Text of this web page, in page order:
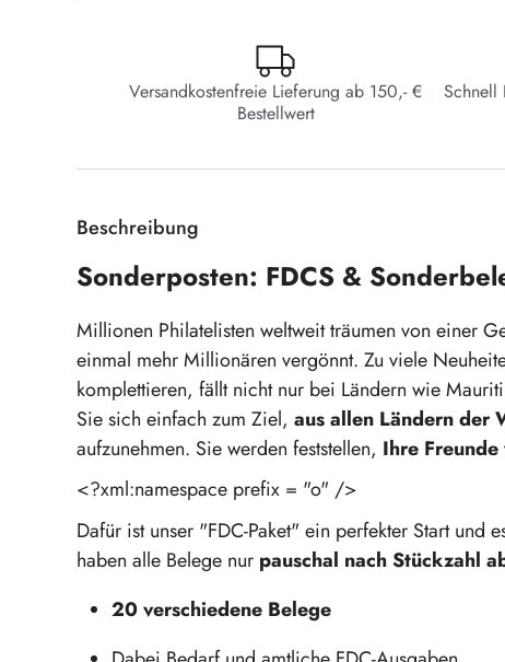
Versandkostenfreie Lieferung ab 150,- €
Bestellwert
Schnell
Beschreibung
Sonderposten: FDCS &
Millionen Philatelisten weltweit träumen von einer
einmal mehr Millionären vergönnt. Zu viele
komplettieren, fällt nicht nur bei Ländern wie
Sie sich einfach zum Ziel, aus allen Ländern der
aufzunehmen. Sie werden feststellen, Ihre
<?xml:namespace prefix = "o" />
Dafür ist unser "FDC-Paket" ein perfekter Start
haben alle Belege nur pauschal nach Stückzahl
20 verschiedene Belege